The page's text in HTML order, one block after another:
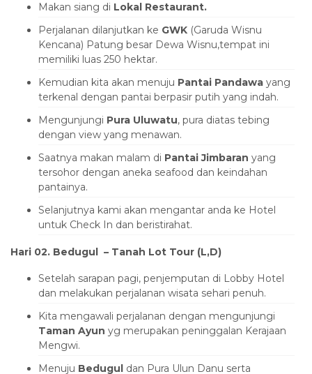
Makan siang di Lokal Restaurant.
Perjalanan dilanjutkan ke GWK (Garuda Wisnu
Kencana) Patung besar Dewa Wisnu,tempat ini
memiliki luas 250 hektar.
Kemudian kita akan menuju Pantai Pandawa yang
terkenal dengan pantai berpasir putih yang indah.
Mengunjungi Pura Uluwatu, pura diatas tebing
dengan view yang menawan.
Saatnya makan malam di Pantai Jimbaran yang
tersohor dengan aneka seafood dan keindahan
pantainya.
Selanjutnya kami akan mengantar anda ke Hotel
untuk Check In dan beristirahat.
Hari 02. Bedugul – Tanah Lot Tour (L,D)
Setelah sarapan pagi, penjemputan di Lobby Hotel
dan melakukan perjalanan wisata sehari penuh.
Kita mengawali perjalanan dengan mengunjungi
Taman Ayun yg merupakan peninggalan Kerajaan
Mengwi.
Menuju Bedugul dan Pura Ulun Danu serta